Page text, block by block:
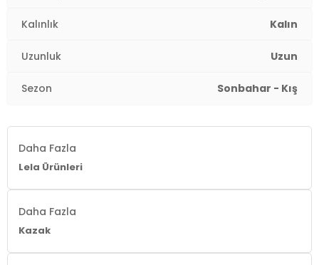
Kalınlık Kalın
Uzunluk Uzun
Sezon Sonbahar - Kış
Daha Fazla
Lela Ürünleri
Daha Fazla
Kazak